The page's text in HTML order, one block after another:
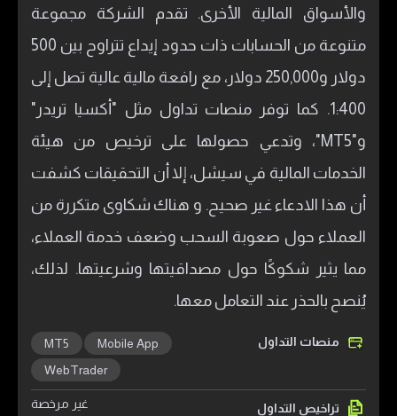
والأسواق المالية الأخرى. تقدم الشركة مجموعة
متنوعة من الحسابات ذات حدود إيداع تتراوح بين 500
دولار و250,000 دولار، مع رافعة مالية عالية تصل إلى
1:400. كما توفر منصات تداول مثل "أكسيا تريدر"
و"MT5"، وتدعي حصولها على ترخيص من هيئة
الخدمات المالية في سيشل، إلا أن التحقيقات كشفت
أن هذا الادعاء غير صحيح. و هناك شكاوى متكررة من
العملاء حول صعوبة السحب وضعف خدمة العملاء،
مما يثير شكوكًا حول مصداقيتها وشرعيتها. لذلك،
يُنصح بالحذر عند التعامل معها.
منصات التداول Mobile App
MT5
WebTrader
تراخيص التداول غير مرخصة